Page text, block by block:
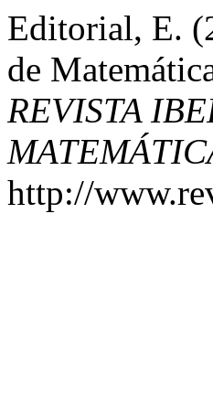
Editorial, E.
de
REVISTA
http://